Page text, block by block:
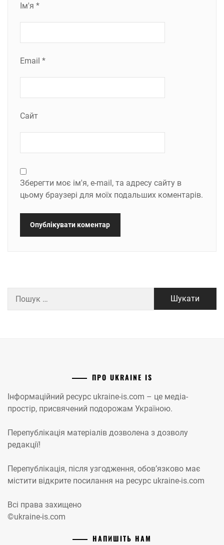
Ім'я *
Email *
Сайт
Зберегти моє ім'я, e-mail, та адресу сайту в
цьому браузері для моїх подальших коментарів.
ПРО UKRAINE IS
Інформаційний ресурс ukraine-is.com – це медіа-
простір, присвячений подорожам Україною.
Перепублікація матеріалів дозволена з дозволу
редакції!
Перепублікація, після узгодження, обов’язково має
містити відкрите посилання на ресурс ukraine-is.com
Всі права захищено
©ukraine-is.com
НАПИШІТЬ НАМ